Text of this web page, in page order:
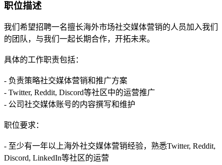
职位描述
我们希望招聘一名擅长海外市场社交媒体营销的人员加入我们
的团队，与我们一起长期合作，开拓未来。
具体的工作职责包括：
- 负责策略社交媒体营销和推广方案
- Twitter, Reddit, Discord等社区中的运营推广
- 公司社交媒体账号的内容撰写和维护
职位要求：
- 至少有一年以上海外社交媒体营销经验，熟悉Twitter, Reddit,
Discord, LinkedIn等社区的运营